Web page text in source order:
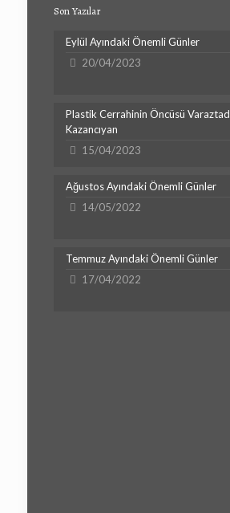
Son Yazılar
Eylül Ayındaki Önemli Günler
20/04/2023
Plastik Cerrahinin Öncüsü Varaztad
Kazancıyan
15/04/2023
Ağustos Ayındaki Önemli Günler
14/05/2022
Temmuz Ayındaki Önemli Günler
17/04/2022